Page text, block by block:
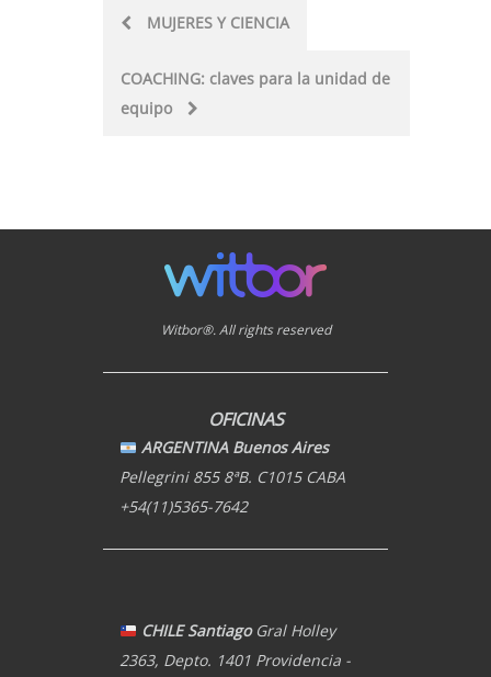
Post
navigation
MUJERES Y CIENCIA
COACHING: claves para la unidad de
equipo
Witbor®. All rights reserved
OFICINAS
ARGENTINA Buenos Aires
Pellegrini 855 8ªB. C1015 CABA
+54(11)5365-7642
CHILE Santiago Gral Holley
2363, Depto. 1401 Providencia -